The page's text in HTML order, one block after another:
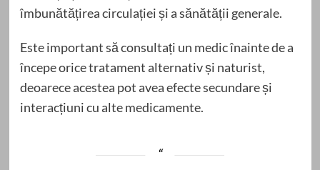
îmbunătățirea circulației și a sănătății generale.
Este important să consultați un medic înainte de a
începe orice tratament alternativ și naturist,
deoarece acestea pot avea efecte secundare și
interacțiuni cu alte medicamente.